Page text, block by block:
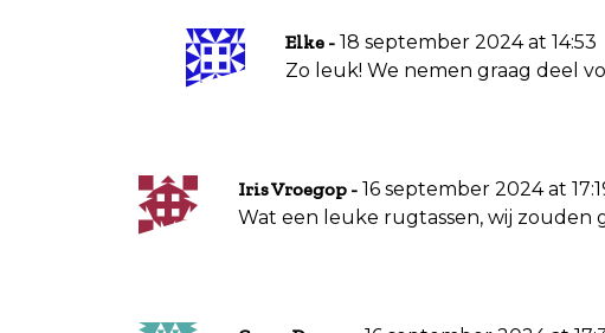
a
t
i
Elke
18 september 2024 at 14:53
Zo leuk! We nemen graag deel
Iris Vroegop
16 september 2024 at
Wat een leuke rugtassen, wij zouden